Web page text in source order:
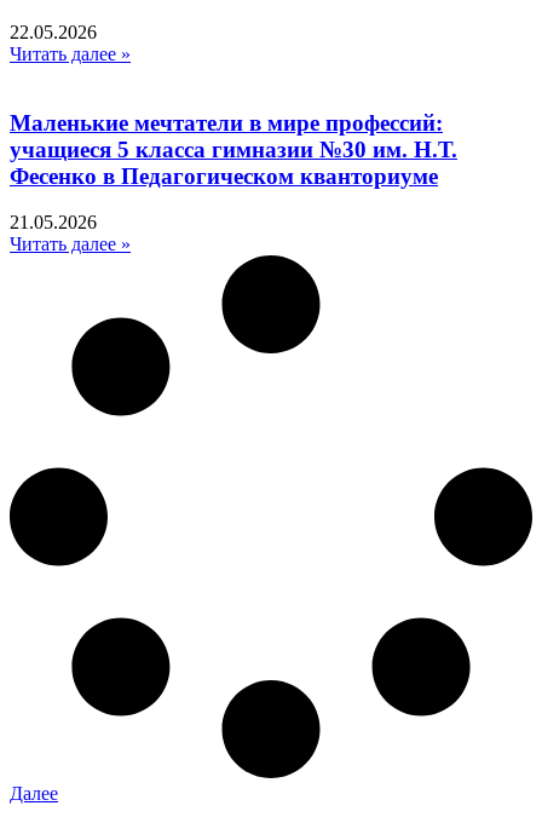
22.05.2026
Читать далее »
Маленькие мечтатели в мире профессий:
учащиеся 5 класса гимназии №30 им. Н.Т.
Фесенко в Педагогическом кванториуме
21.05.2026
Читать далее »
Далее